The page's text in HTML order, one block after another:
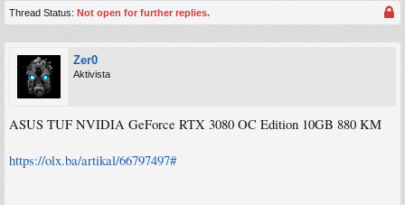
Thread Status: Not open for further replies.
Zer0
Aktivista
ASUS TUF NVIDIA GeForce RTX 3080 OC Edition 10GB 880 KM
https://olx.ba/artikal/66797497#